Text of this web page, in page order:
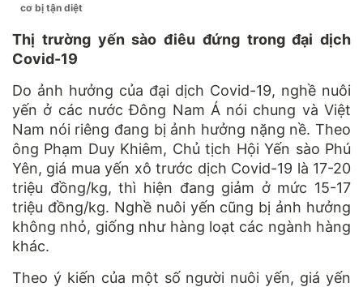
cơ bị tận diệt
Thị trường yến sào điêu đứng trong đại dịch
Covid-19
Do ảnh hưởng của đại dịch Covid-19, nghề nuôi
yến ở các nước Đông Nam Á nói chung và Việt
Nam nói riêng đang bị ảnh hưởng nặng nề. Theo
ông Phạm Duy Khiêm, Chủ tịch Hội Yến sào Phú
Yên, giá mua yến xô trước dịch Covid-19 là 17-20
triệu đồng/kg, thì hiện đang giảm ở mức 15-17
triệu đồng/kg. Nghề nuôi yến cũng bị ảnh hưởng
không nhỏ, giống như hàng loạt các ngành hàng
khác.
Theo ý kiến của một số người nuôi yến, giá yến